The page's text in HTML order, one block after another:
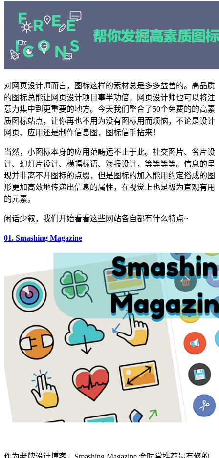
对网页设计师而言，图标这样的素材总是多多益善的。高品质
的图标总能让网页设计项目事半功倍，网页设计师也可以将注
意力集中到更重要的地方。今天我们整合了50个免费的的高素
质图标站点，让你再也不用为没有图标用而烦恼，不论是设计
网页、应用还是制作信息图，图标信手拈来！
当然，小图标本身的应用范畴远不止于此。社交图片、名片设
计、幻灯片设计、横幅标语、海报设计，等等等等。信息的呈
现并非离不开图标的点缀，但是图标的加入能用约定俗成的图
形更加高效地传递出信息的属性，在视觉上也是极为直观有用
的元素。
闲话少叙，我们开始看看这些网站各自都有什么特点~
01. Smashing Magazine